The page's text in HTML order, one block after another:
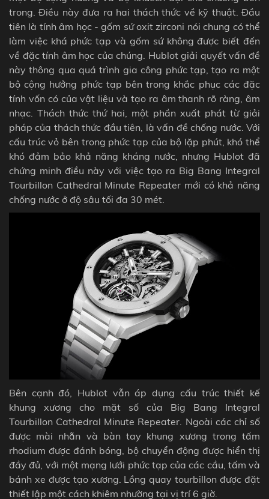
trong. Điều này đưa ra hai thách thức về kỹ thuật. Đầu
tiên là tính âm học - gốm sứ oxit zirconi nói chung có thể
làm việc khá phức tạp và gốm sứ không được biết đến
về đặc tính âm học của chúng. Hublot giải quyết vấn đề
này thông qua quá trình gia công phức tạp, tạo ra một
bộ cộng hưởng phức tạp bên trong khắc phục các đặc
tính vốn có của vật liệu và tạo ra âm thanh rõ ràng, âm
nhạc. Thách thức thứ hai, một phần xuất phát từ giải
pháp của thách thức đầu tiên, là vấn đề chống nước. Với
cấu trúc vỏ bên trong phức tạp của bộ lặp phút, khó thể
khó đảm bảo khả năng kháng nước, nhưng Hublot đã
chứng minh điều này với việc tạo ra Big Bang Integral
Tourbillon Cathedral Minute Repeater mới có khả năng
chống nước ở độ sâu tối đa 30 mét.
Bên cạnh đó, Hublot vẫn áp dụng cấu trúc thiết kế
khung xương cho mặt số của Big Bang Integral
Tourbillon Cathedral Minute Repeater. Ngoài các chỉ số
được mài nhẵn và bàn tay khung xương trong tấm
rhodium được đánh bóng, bộ chuyển động được hiển thị
đầy đủ, với một mạng lưới phức tạp của các cầu, tấm và
bánh xe được tạo xương. Lồng quay tourbillon được đặt
thiết lập một cách khiêm nhường tại vị trí 6 giờ.